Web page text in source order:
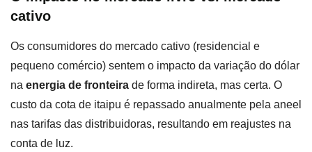
cativo
Os consumidores do mercado cativo (residencial e
pequeno comércio) sentem o impacto da variação do dólar
na energia de fronteira de forma indireta, mas certa. O
custo da cota de itaipu é repassado anualmente pela aneel
nas tarifas das distribuidoras, resultando em reajustes na
conta de luz.